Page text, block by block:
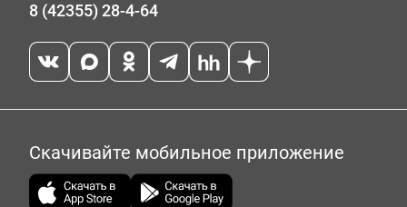
8 (42355) 28-4-64
Скачивайте мобильное приложение